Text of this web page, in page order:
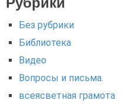
Без рубрики
Библиотека
Видео
Вопросы и письма.
всеясветная грамота